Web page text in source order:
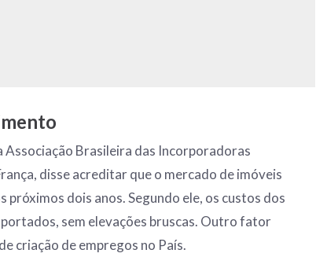
Associação Brasileira das Incorporadoras
disse acreditar que o mercado de imóveis
próximos dois anos. Segundo ele, os custos dos
sem elevações bruscas. Outro fator
criação de empregos no País.